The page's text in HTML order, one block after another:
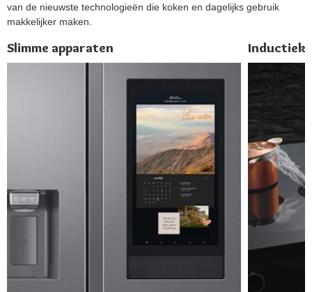
van de nieuwste technologieën die koken en dagelijks gebruik
makkelijker maken.
Slimme apparaten